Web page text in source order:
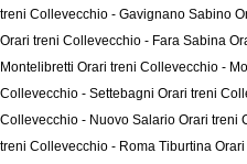
treni Collevecchio - Gavignano Sabino
Orari treni Collevecchio - Fara Sabina
Montelibretti Orari treni Collevecchio -
Collevecchio - Settebagni Orari treni
Collevecchio - Nuovo Salario Orari treni
treni Collevecchio - Roma Tiburtina